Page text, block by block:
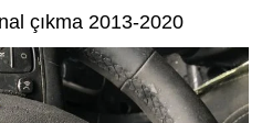
çıkma 2013-2020